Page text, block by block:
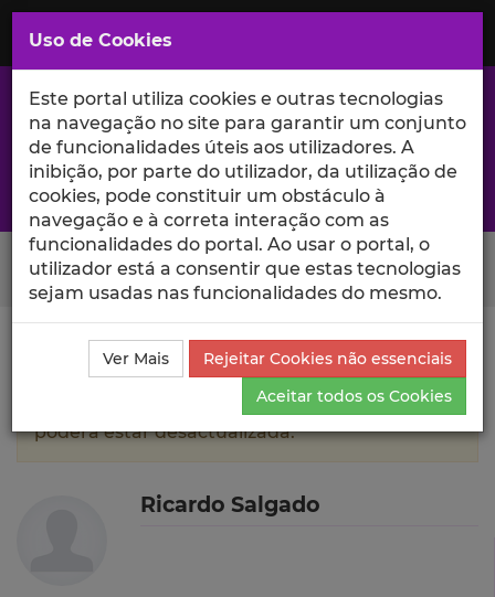
Saltar
para
Conteúdo
Principal
A excelência da investigação e ciência no Iscte
Search Button
Ciência_Iscte Autores Ricardo Salgado Currículo
A informação contida neste perfil público
poderá estar desactualizada.
Ricardo Salgado
Uso de Cookies
Este portal utiliza cookies e outras tecnologias
na navegação no site para garantir um conjunto
de funcionalidades úteis aos utilizadores. A
inibição, por parte do utilizador, da utilização de
cookies, pode constituir um obstáculo à
navegação e à correta interação com as
funcionalidades do portal. Ao usar o portal, o
utilizador está a consentir que estas tecnologias
sejam usadas nas funcionalidades do mesmo.
Ver Mais
Rejeitar Cookies não essenciais
Aceitar todos os Cookies